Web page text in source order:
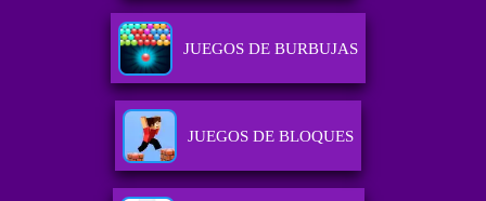
JUEGOS DE BURBUJAS
JUEGOS DE BLOQUES